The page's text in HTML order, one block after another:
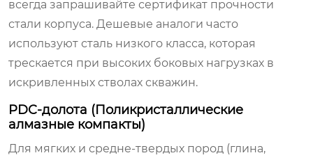
всегда запрашивайте сертификат прочности
стали корпуса. Дешевые аналоги часто
используют сталь низкого класса, которая
трескается при высоких боковых нагрузках в
искривленных стволах скважин.
PDC-долота (Поликристаллические
алмазные компакты)
Для мягких и средне-твердых пород (глина,